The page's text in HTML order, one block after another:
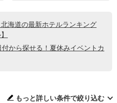
海道の最新ホテルランキング
付から探せる！夏休みイベントカ
もっと詳しい条件で絞り込む